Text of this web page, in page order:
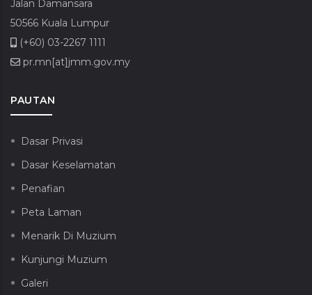
Jalan Damansara
50566 Kuala Lumpur
(+60) 03-2267 1111
pr.mn[at]jmm.gov.my
PAUTAN
Dasar Privasi
Dasar Keselamatan
Penafian
Peta Laman
Menarik Di Muzium
Kunjungi Muzium
Galeri